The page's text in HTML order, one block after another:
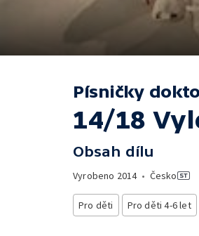
Písničky
14/18
Obsah dílu
Vyrobeno 2014• Česko
Pro děti Pro děti 4-6 let